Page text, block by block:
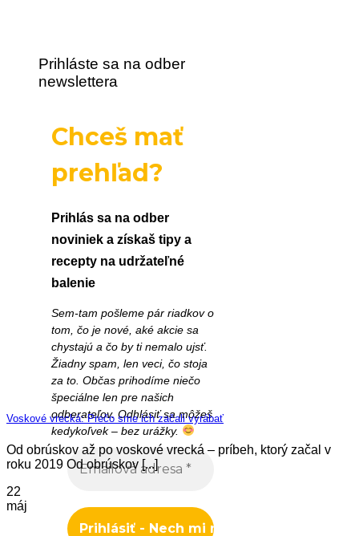
Prihláste sa na odber
newslettera
Chceš mať
prehľad?
Prihlás sa na odber
noviniek a získaš tipy a
recepty na udržateľné
balenie
Sem-tam pošleme pár riadkov o
tom, čo je nové, aké akcie sa
chystajú a čo by ti nemalo ujsť.
Žiadny spam, len veci, čo stoja
za to. Občas prihodíme niečo
špeciálne len pre našich
odberateľov. Odhlásiť sa môžeš
kedykoľvek – bez urážky.
Voskové vrecká: Prečo sme ich začali vyrábať
Od obrúskov až po voskové vrecká – príbeh, ktorý začal v
roku 2019 Od obrúskov [...]
22
máj